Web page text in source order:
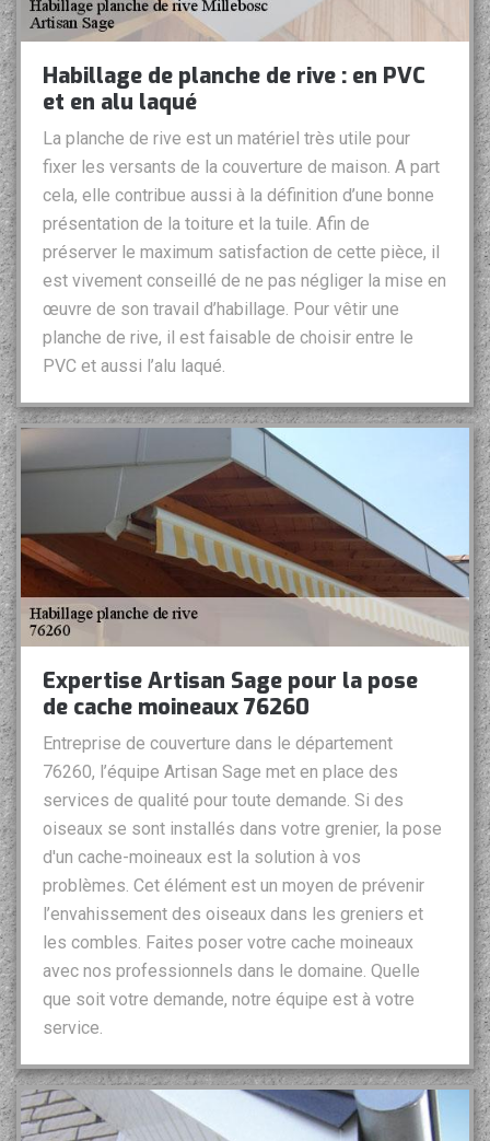
Habillage de planche de rive : en PVC
et en alu laqué
La planche de rive est un matériel très utile pour
fixer les versants de la couverture de maison. A part
cela, elle contribue aussi à la définition d’une bonne
présentation de la toiture et la tuile. Afin de
préserver le maximum satisfaction de cette pièce, il
est vivement conseillé de ne pas négliger la mise en
œuvre de son travail d’habillage. Pour vêtir une
planche de rive, il est faisable de choisir entre le
PVC et aussi l’alu laqué.
Expertise Artisan Sage pour la pose
de cache moineaux 76260
Entreprise de couverture dans le département
76260, l’équipe Artisan Sage met en place des
services de qualité pour toute demande. Si des
oiseaux se sont installés dans votre grenier, la pose
d'un cache-moineaux est la solution à vos
problèmes. Cet élément est un moyen de prévenir
l’envahissement des oiseaux dans les greniers et
les combles. Faites poser votre cache moineaux
avec nos professionnels dans le domaine. Quelle
que soit votre demande, notre équipe est à votre
service.